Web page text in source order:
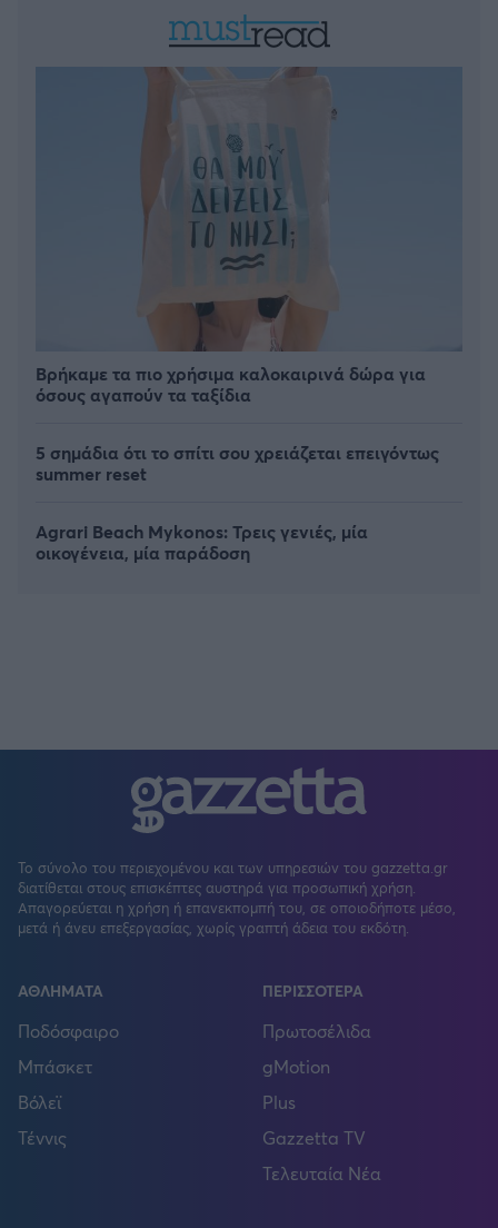
Βρήκαμε τα πιο χρήσιμα καλοκαιρινά δώρα για
όσους αγαπούν τα ταξίδια
5 σημάδια ότι το σπίτι σου χρειάζεται επειγόντως
summer reset
Agrari Beach Mykonos: Τρεις γενιές, μία
οικογένεια, μία παράδοση
Το σύνολο του περιεχομένου και των υπηρεσιών του gazzetta.gr
διατίθεται στους επισκέπτες αυστηρά για προσωπική χρήση.
Απαγορεύεται η χρήση ή επανεκπομπή του, σε οποιοδήποτε μέσο,
μετά ή άνευ επεξεργασίας, χωρίς γραπτή άδεια του εκδότη.
ΑΘΛΗΜΑΤΑ
Ποδόσφαιρο
Μπάσκετ
Βόλεϊ
Τέννις
ΠΕΡΙΣΣΟΤΕΡΑ
Πρωτοσέλιδα
gMotion
Plus
Gazzetta TV
Τελευταία Νέα